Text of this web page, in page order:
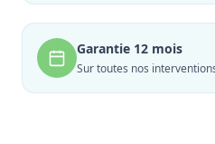
Garantie 12 mois
Sur toutes nos